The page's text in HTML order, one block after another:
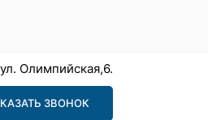
Олимпийская,6.
ЗВОНОК